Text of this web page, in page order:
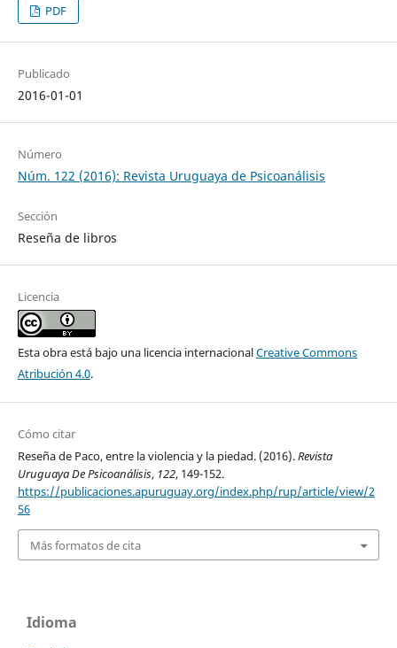
PDF
Publicado
2016-01-01
Número
Núm. 122 (2016): Revista Uruguaya de Psicoanálisis
Sección
Reseña de libros
Licencia
Esta obra está bajo una licencia internacionalCreative Commons
Atribución 4.0.
Cómo citar
Reseña de Paco, entre la violencia y la piedad. (2016).Revista
Uruguaya De Psicoanálisis, 122, 149-152.
https://publicaciones.apuruguay.org/index.php/rup/article/view/2
56
Más formatos de cita
Idioma